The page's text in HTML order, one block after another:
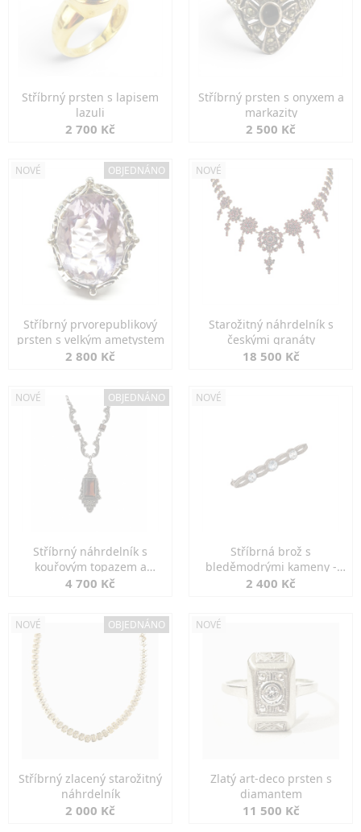
Stříbrný prsten s lapisem
lazuli
2 700 Kč
Stříbrný prsten s onyxem a
markazity
2 500 Kč
NOVÉ OBJEDNÁNO
Stříbrný prvorepublikový
prsten s velkým ametystem
2 800 Kč
NOVÉ
Starožitný náhrdelník s
českými granáty
18 500 Kč
NOVÉ OBJEDNÁNO
Stříbrný náhrdelník s
kouřovým topazem a
markazity
4 700 Kč
NOVÉ
Stříbrná brož s
bleděmodrými kameny -
jemná elegance
2 400 Kč
NOVÉ OBJEDNÁNO
Stříbrný zlacený starožitný
náhrdelník
2 000 Kč
NOVÉ
Zlatý art-deco prsten s
diamantem
11 500 Kč